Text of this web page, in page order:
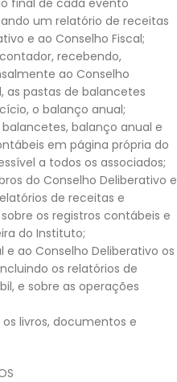
final de cada evento
um relatório de receitas
e ao Conselho Fiscal;
recebendo,
ao Conselho
as pastas de balancetes
o balanço anual;
balanço anual e
em página própria do
a todos os associados;
do Conselho Deliberativo e
de receitas e
os registros contábeis e
do Instituto;
e ao Conselho Deliberativo os
os relatórios de
e sobre as operações
livros, documentos e